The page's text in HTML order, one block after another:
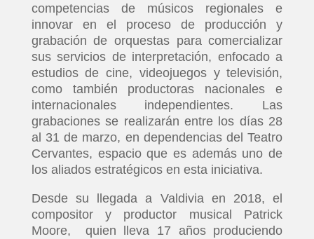
competencias de músicos regionales e
innovar en el proceso de producción y
grabación de orquestas para comercializar
sus servicios de interpretación, enfocado a
estudios de cine, videojuegos y televisión,
como también productoras nacionales e
internacionales independientes. Las
grabaciones se realizarán entre los días 28
al 31 de marzo, en dependencias del Teatro
Cervantes, espacio que es además uno de
los aliados estratégicos en esta iniciativa.
Desde su llegada a Valdivia en 2018, el
compositor y productor musical Patrick
Moore, quien lleva 17 años produciendo